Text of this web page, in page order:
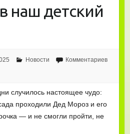
наш детский
Новости
Комментариев
случилось настоящее чудо:
проходили Дед Мороз и его
— и не смогли пройти, не